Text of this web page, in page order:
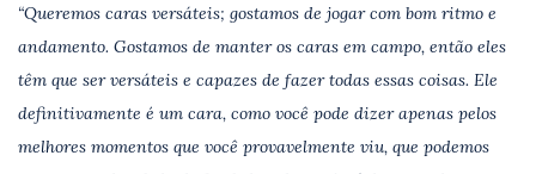
“Queremos caras versáteis; gostamos de jogar com bom ritmo e
andamento. Gostamos de manter os caras em campo, então eles
têm que ser versáteis e capazes de fazer todas essas coisas. Ele
definitivamente é um cara, como você pode dizer apenas pelos
melhores momentos que você provavelmente viu, que podemos